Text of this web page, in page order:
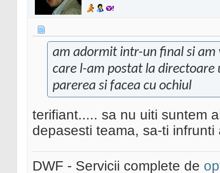
am adormit intr-un final si am
care l-am postat la directoare
parerea si facea cu ochiul
terifiant..... sa nu uiti suntem
depasesti teama, sa-ti
DWF - Servicii complete de